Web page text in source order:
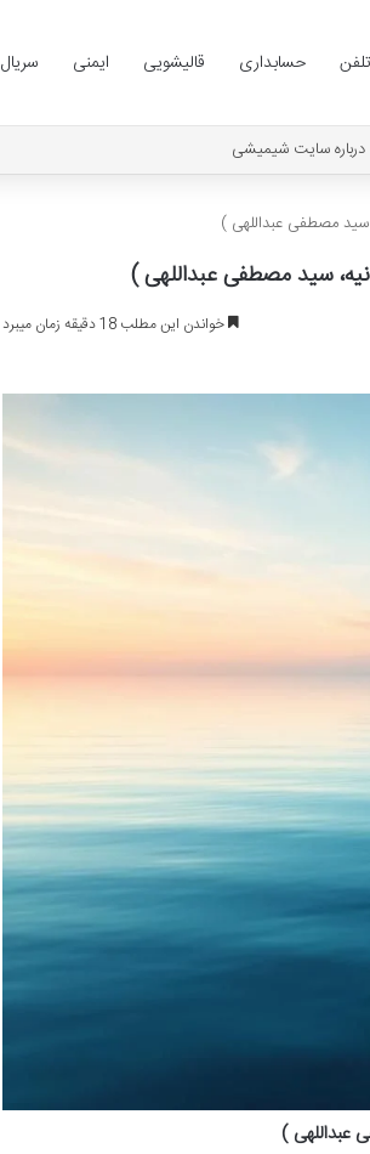
تلفن حسابداری قالیشویی ایمنی سریال
درباره سایت شیمیشی
سید مصطفی عبداللهی )
سید مصطفی عبداللهی )
خواندن این مطلب 18 دقیقه زمان میبرد
عبداللهی )